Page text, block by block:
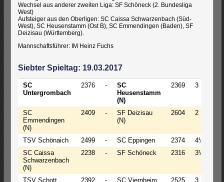
Wechsel aus anderer zweiten Liga: SF Schöneck (2. Bundesliga
West)
Aufsteiger aus den Oberligen: SC Caissa Schwarzenbach (Süd-
West), SC Heusenstamm (Ost B), SC Emmendingen (Baden), SF
Deizisau (Württemberg).
Mannschaftsführer: IM Heinz Fuchs
Siebter Spieltag: 19.03.2017
SC
Untergrombach
2376 -
SC
Heusenstamm
(N)
2369 3
SC
Emmendingen
(N)
2409 -
SF Deizisau
(N)
2604 2
TSV Schönaich 2499 - SC Eppingen 2374 4½
SC Caissa
Schwarzenbach
(N)
2238 - SF Schöneck 2316 3½
TSV Schott
2392 - SC Viernheim 2525 3